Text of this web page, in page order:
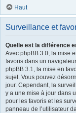
Haut
Surveillance et
Quelle est la différence
Avec phpBB 3.0, la mise
favoris dans un
phpBB 3.1, la mise en
sujet. Vous pouvez
jour. Cependant, la
y a une mise à jour dans
pour les favoris et les
panneau de l’utilisateur